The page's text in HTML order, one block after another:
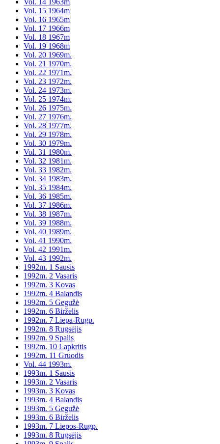
Vol. 14 1963m
Vol. 15 1964m
Vol. 16 1965m
Vol. 17 1966m
Vol. 18 1967m
Vol. 19 1968m
Vol. 20 1969m.
Vol. 21 1970m.
Vol. 22 1971m.
Vol. 23 1972m.
Vol. 24 1973m.
Vol. 25 1974m.
Vol. 26 1975m.
Vol. 27 1976m.
Vol. 28 1977m.
Vol. 29 1978m.
Vol. 30 1979m.
Vol. 31 1980m.
Vol. 32 1981m.
Vol. 33 1982m.
Vol. 34 1983m.
Vol. 35 1984m.
Vol. 36 1985m.
Vol. 37 1986m.
Vol. 38 1987m.
Vol. 39 1988m.
Vol. 40 1989m.
Vol. 41 1990m.
Vol. 42 1991m.
Vol. 43 1992m.
1992m. 1 Sausis
1992m. 2 Vasaris
1992m. 3 Kovas
1992m. 4 Balandis
1992m. 5 Gegužė
1992m. 6 Birželis
1992m. 7 Liepa-Rugp.
1992m. 8 Rugsėjis
1992m. 9 Spalis
1992m. 10 Lapkritis
1992m. 11 Gruodis
Vol. 44 1993m.
1993m. 1 Sausis
1993m. 2 Vasaris
1993m. 3 Kovas
1993m. 4 Balandis
1993m. 5 Gegužė
1993m. 6 Birželis
1993m. 7 Liepos-Rugp.
1993m. 8 Rugsėjis